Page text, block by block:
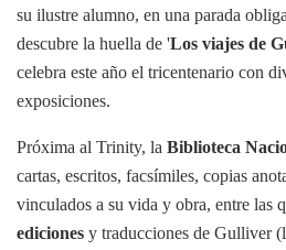
su ilustre alumno, en una parada
descubre la huella de 'Los viajes de
celebra este año el tricentenario con
exposiciones.
Próxima al Trinity, la Biblioteca
cartas, escritos, facsímiles, copias
vinculados a su vida y obra, entre las
ediciones y traducciones de Gulliver